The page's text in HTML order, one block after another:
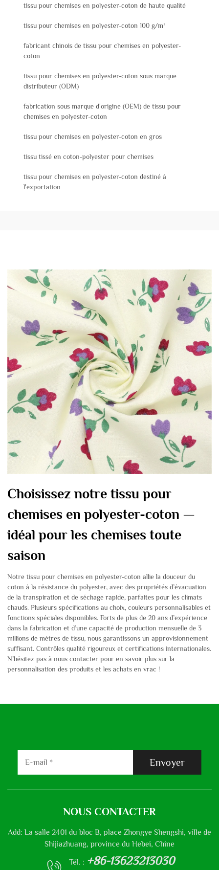
tissu pour chemises en polyester-coton de haute qualité
tissu pour chemises en polyester-coton 100 g/m²
fabricant chinois de tissu pour chemises en polyester-
coton
tissu pour chemises en polyester-coton sous marque
distributeur (ODM)
fabrication sous marque d'origine (OEM) de tissu pour
chemises en polyester-coton
tissu pour chemises en polyester-coton en gros
tissu tissé en coton-polyester pour chemises
tissu pour chemises en polyester-coton destiné à
l'exportation
Choisissez notre tissu pour
chemises en polyester-coton —
idéal pour les chemises toute
saison
Notre tissu pour chemises en polyester-coton allie la douceur du
coton à la résistance du polyester, avec des propriétés d’évacuation
de la transpiration et de séchage rapide, parfaites pour les climats
chauds. Plusieurs spécifications au choix, couleurs personnalisables et
fonctions spéciales disponibles. Forts de plus de 20 ans d’expérience
dans la fabrication et d’une capacité de production mensuelle de 3
millions de mètres de tissu, nous garantissons un approvisionnement
suffisant. Contrôles qualité rigoureux et certifications internationales.
N’hésitez pas à nous contacter pour en savoir plus sur la
personnalisation des produits et les achats en vrac !
Envoyer
NOUS CONTACTER
Add: La salle 2401 du bloc B, place Zhongye Shengshi, ville de
Shijiazhuang, province du Hebei, Chine
Tél. : +86-13623213030